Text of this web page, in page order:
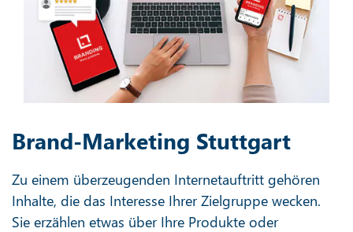
Brand-Marketing Stuttgart
Zu einem überzeugenden Internetauftritt gehören
Inhalte, die das Interesse Ihrer Zielgruppe wecken.
Sie erzählen etwas über Ihre Produkte oder